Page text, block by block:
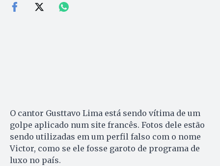
O cantor Gusttavo Lima está sendo vítima de um
golpe aplicado num site francês. Fotos dele estão
sendo utilizadas em um perfil falso com o nome
Victor, como se ele fosse garoto de programa de
luxo no país.